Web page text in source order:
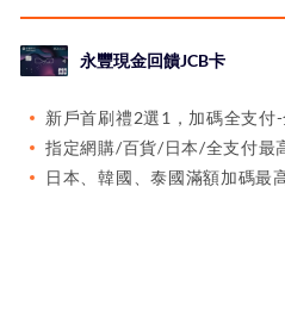
永豐現金回饋JCB卡
新戶首刷禮2選1，加碼全支付
指定網購/百貨/日本/全支付最
日本、韓國、泰國滿額加碼最